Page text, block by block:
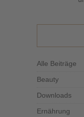
Alle Beiträge
Beauty
Downloads
Ernährung